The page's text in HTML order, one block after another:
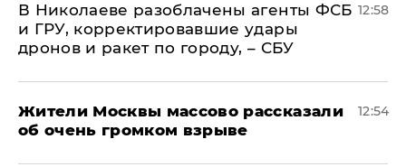
В Николаеве разоблачены агенты ФСБ
и ГРУ, корректировавшие удары
дронов и ракет по городу, – СБУ
12:58
Жители Москвы массово рассказали
об очень громком взрыве
12:54